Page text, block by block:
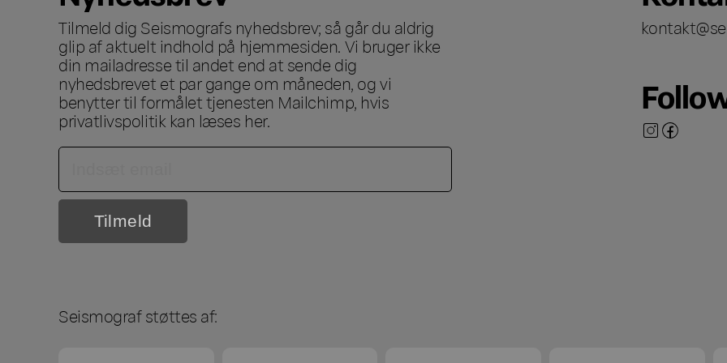
Tilmeld dig Seismografs nyhedsbrev; så går du aldrig
glip af aktuelt indhold på hjemmesiden. Vi bruger ikke
din mailadresse til andet end at sende dig
nyhedsbrevet et par gange om måneden, og vi
benytter til formålet tjenesten Mailchimp, hvis
privatlivspolitik kan læses her.
Seismograf støttes af: